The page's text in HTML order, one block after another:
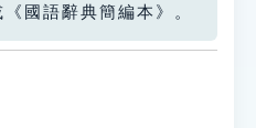
《國語辭典簡編本》。